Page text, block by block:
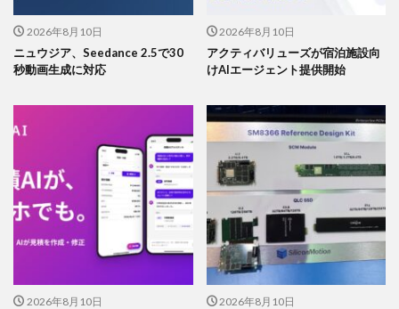
2026年8月10日
ニュウジア、Seedance 2.5で30
秒動画生成に対応
2026年8月10日
アクティバリューズが宿泊施設向
けAIエージェント提供開始
2026年8月10日 2026年8月10日